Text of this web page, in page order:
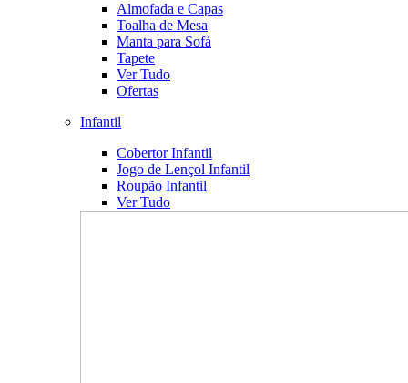
Almofada e Capas
Toalha de Mesa
Manta para Sofá
Tapete
Ver Tudo
Ofertas
Infantil
Cobertor Infantil
Jogo de Lençol Infantil
Roupão Infantil
Ver Tudo